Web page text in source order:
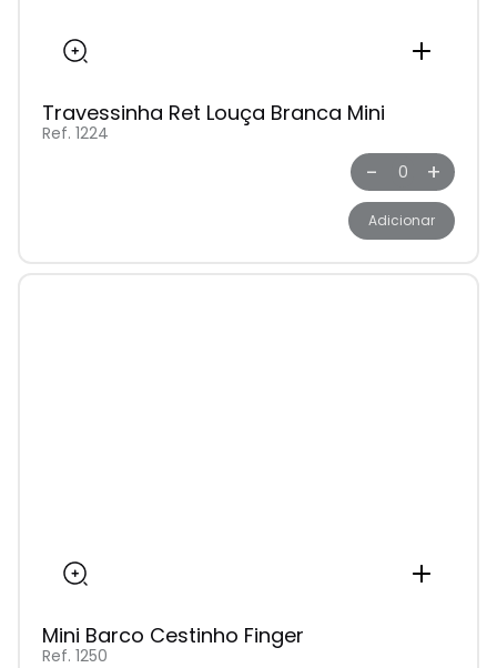
Travessinha Ret Louça Branca Mini
Ref. 1224
- +
Adicionar
Mini Barco Cestinho Finger
Ref. 1250